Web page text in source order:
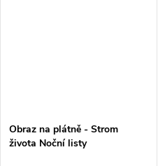
Obraz na plátně - Strom
života Noční listy